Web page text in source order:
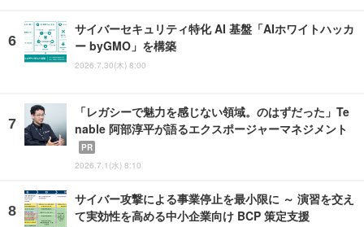
サイバーセキュリティ特化 AI 基盤「AIホワイトハッカ
ー byGMO」を構築
2026.7.30(木) 8:00
「レガシーで魅力を感じない領域。のはずだった」Te
nable 阿部淳平が語るエクスポージャーマネジメント
PR
2026.7.1(水) 8:10
サイバー攻撃による事業停止を最小限に ～ 演習を交え
て実効性を高める中小企業向け BCP 策定支援